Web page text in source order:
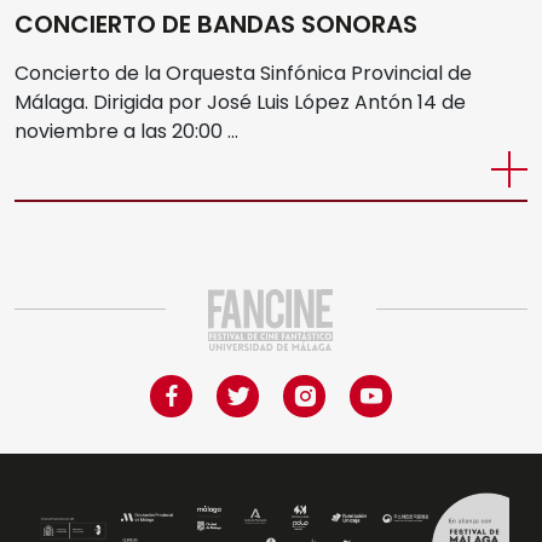
Sedes
Noviembre Fantasma
Videos
Reglamento
Entradas
Cine Albéniz
Salón de Actos E.T.S.I.
Polo de Contenidos Digitales
CONCIERTO DE BANDAS SONORAS
Concierto de la Orquesta Sinfónica Provincial de
Málaga. Dirigida por José Luis López Antón 14 de
noviembre a las 20:00 …